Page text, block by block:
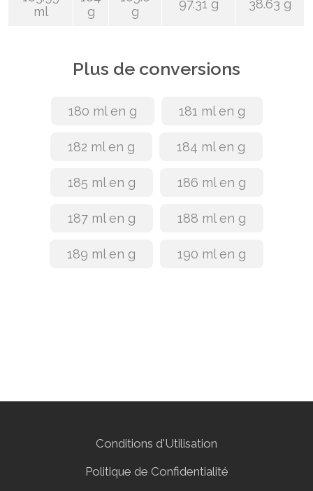
ml
g
g
97.31 g 38.63 g
Plus de conversions
180 ml en g 181 ml en g
182 ml en g 184 ml en g
185 ml en g 186 ml en g
187 ml en g 188 ml en g
189 ml en g 190 ml en g
Conditions d'Utilisation
Politique de Confidentialité